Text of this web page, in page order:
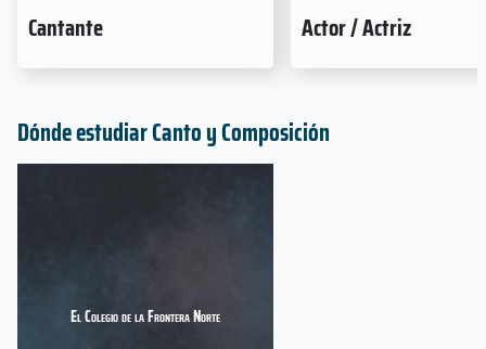
Cantante Actor / Actriz
Dónde estudiar Canto y Composición
El Colegio de la Frontera Norte